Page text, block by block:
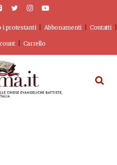
i protestanti Abbonamenti Contatti
Carrello